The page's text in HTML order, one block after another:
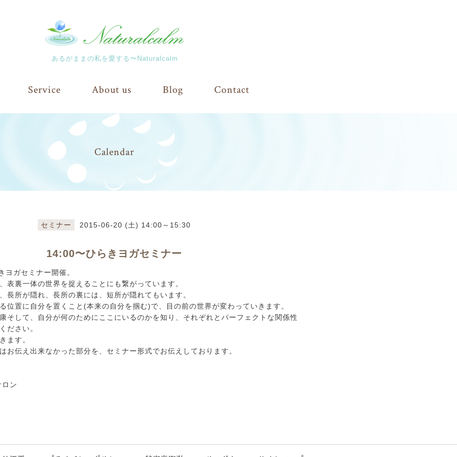
あるがままの私を愛する〜Naturalcalm
Service About us Blog Contact
Calendar
セミナー 2015-06-20 (土) 14:00～15:30
14:00〜ひらきヨガセミナー
ガセミナー開催。
表裏一体の世界を捉えることにも繋がっています。
長所が隠れ、長所の裏には、短所が隠れてもいます。
位置に自分を置くこと(本来の自分を掴む)で、目の前の世界が変わっていきます。
そして、自分が何のためにここにいるのかを知り、それぞれとパーフェクトな関係性
ださい。
ます。
お伝え出来なかった部分を、セミナー形式でお伝えしております。
ン